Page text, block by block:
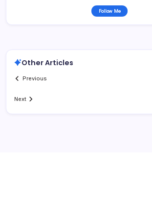
Follow Me
Other Articles
Previous
Next